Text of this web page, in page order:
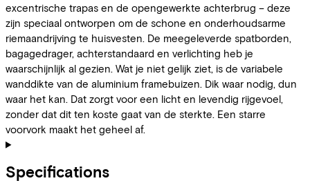
excentrische trapas en de opengewerkte achterbrug – deze
zijn speciaal ontworpen om de schone en onderhoudsarme
riemaandrijving te huisvesten. De meegeleverde spatborden,
bagagedrager, achterstandaard en verlichting heb je
waarschijnlijk al gezien. Wat je niet gelijk ziet, is de variabele
wanddikte van de aluminium framebuizen. Dik waar nodig, dun
waar het kan. Dat zorgt voor een licht en levendig rijgevoel,
zonder dat dit ten koste gaat van de sterkte. Een starre
voorvork maakt het geheel af.
Specifications